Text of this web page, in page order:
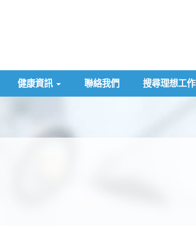
健康資訊 聯絡我們 搜尋理想工作